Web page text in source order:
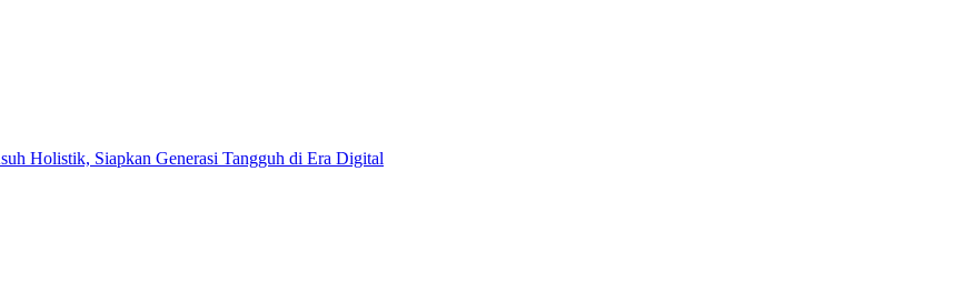
Holistik, Siapkan Generasi Tangguh di Era Digital